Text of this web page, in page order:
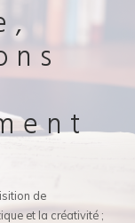
de
et la créativité ;